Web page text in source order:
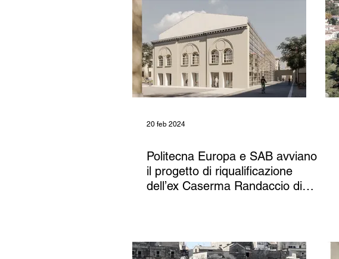
20 feb 2024
Politecna Europa e SAB avviano
il progetto di riqualificazione
dell’ex Caserma Randaccio di